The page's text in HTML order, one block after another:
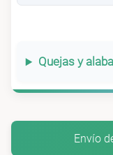
Quejas y
Envío